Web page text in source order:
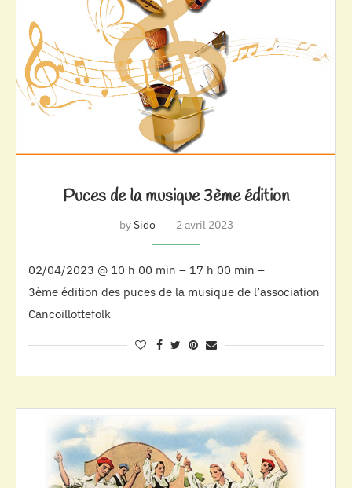
Puces de la musique 3ème édition
bySido 2 avril 2023
02/04/2023 @ 10 h 00 min – 17 h 00 min –
3ème édition des puces de la musique de l’association
Cancoillottefolk